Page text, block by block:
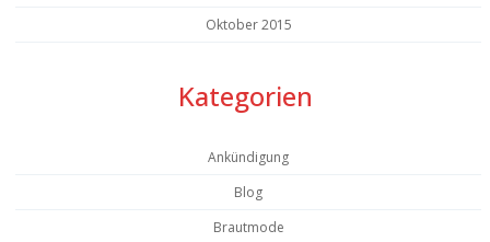
Oktober 2015
Kategorien
Ankündigung
Blog
Brautmode